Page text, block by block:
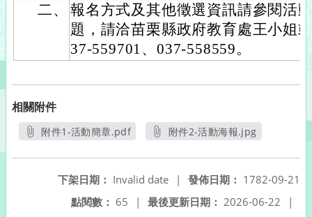
二、
報名方式及其他徵選資訊請參閱活
題，請洽苗栗縣政府教育處王小姐
37-559701、037-558559。
相關附件
附件1-活動簡章.pdf
附件2-活動海報.jpg
發佈日期： 1782-09-21
下架日期： Invalid date
|
最後更新日期： 2026-06-22 |
點閱數： 65 |